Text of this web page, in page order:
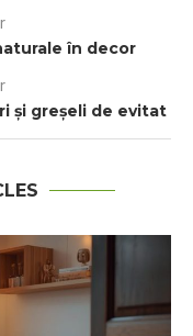
în decor
și greșeli de evitat